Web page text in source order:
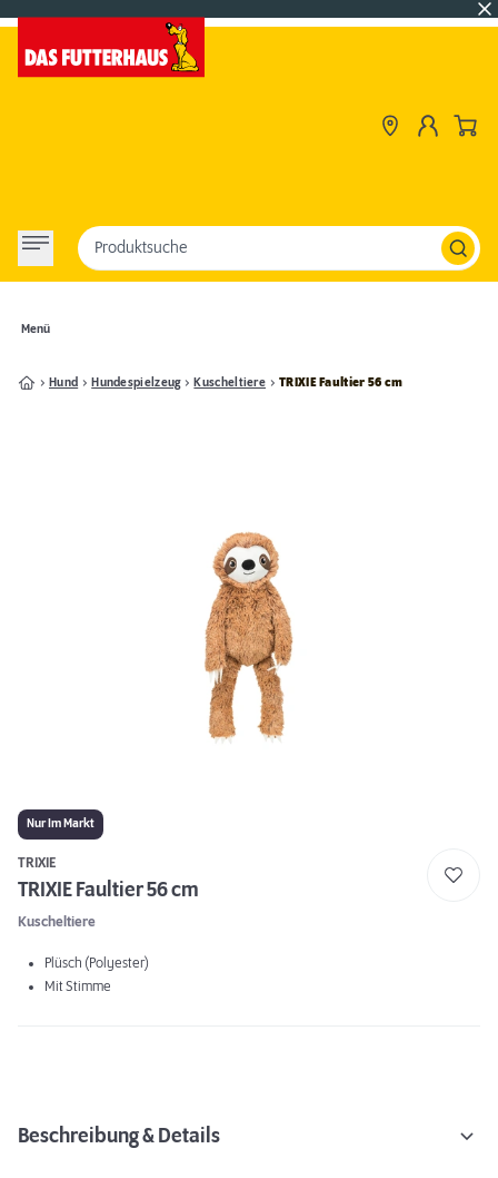
Menü
Produktsuche
Hund Hundespielzeug Kuscheltiere TRIXIE Faultier 56 cm
Nur Im Markt
TRIXIE
TRIXIE Faultier 56 cm
Kuscheltiere
Plüsch (Polyester)
Mit Stimme
Beschreibung & Details